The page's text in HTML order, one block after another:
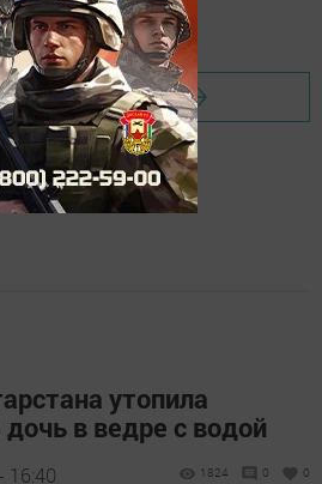
новости
утопила
в ведре с водой
16:40 1824 0 0